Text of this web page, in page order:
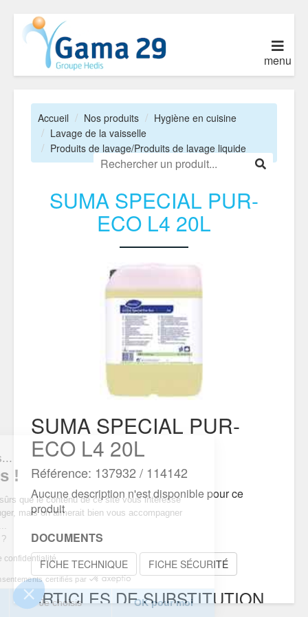
nous...
!
d’être sûrs que le contenu de ce site vous intéresse
déranger, mais on aimerait bien vous accompagner
vous ?
de confidentialité
Consentements certifiés par
Je choisis OK pour moi
menu
Accueil Nos produits
Hygiène en cuisine
Lavage de la vaisselle
Produits de lavage/Produits de lavage liquide
SUMA SPECIAL PUR-
ECO L4 20L
SUMA SPECIAL PUR-
ECO L4 20L
Référence: 137932 / 114142
Aucune description n'est disponible pour ce
produit
DOCUMENTS
FICHE TECHNIQUE FICHE SÉCURITÉ
ARTICLES DE SUBSTITUTION